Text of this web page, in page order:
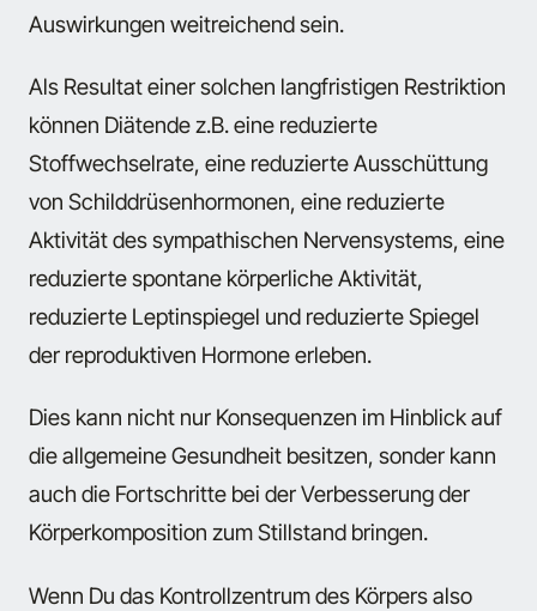
Auswirkungen weitreichend sein.
Als Resultat einer solchen langfristigen Restriktion
können Diätende z.B. eine reduzierte
Stoffwechselrate, eine reduzierte Ausschüttung
von Schilddrüsenhormonen, eine reduzierte
Aktivität des sympathischen Nervensystems, eine
reduzierte spontane körperliche Aktivität,
reduzierte Leptinspiegel und reduzierte Spiegel
der reproduktiven Hormone erleben.
Dies kann nicht nur Konsequenzen im Hinblick auf
die allgemeine Gesundheit besitzen, sonder kann
auch die Fortschritte bei der Verbesserung der
Körperkomposition zum Stillstand bringen.
Wenn Du das Kontrollzentrum des Körpers also